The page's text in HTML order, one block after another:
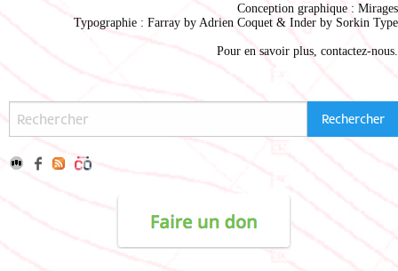
Conception graphique : Mirages
Typographie : Farray by Adrien Coquet & Inder by Sorkin Type
Pour en savoir plus, contactez-nous